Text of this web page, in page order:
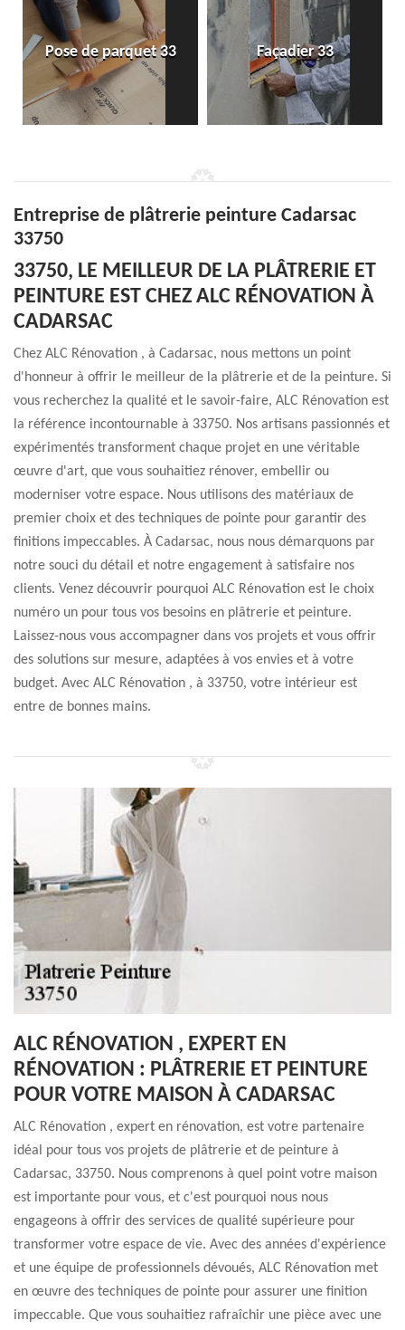
Pose de parquet 33 Façadier 33
Entreprise de plâtrerie peinture Cadarsac
33750
33750, LE MEILLEUR DE LA PLÂTRERIE ET
PEINTURE EST CHEZ ALC RÉNOVATION À
CADARSAC
Chez ALC Rénovation , à Cadarsac, nous mettons un point
d'honneur à offrir le meilleur de la plâtrerie et de la peinture. Si
vous recherchez la qualité et le savoir-faire, ALC Rénovation est
la référence incontournable à 33750. Nos artisans passionnés et
expérimentés transforment chaque projet en une véritable
œuvre d'art, que vous souhaitiez rénover, embellir ou
moderniser votre espace. Nous utilisons des matériaux de
premier choix et des techniques de pointe pour garantir des
finitions impeccables. À Cadarsac, nous nous démarquons par
notre souci du détail et notre engagement à satisfaire nos
clients. Venez découvrir pourquoi ALC Rénovation est le choix
numéro un pour tous vos besoins en plâtrerie et peinture.
Laissez-nous vous accompagner dans vos projets et vous offrir
des solutions sur mesure, adaptées à vos envies et à votre
budget. Avec ALC Rénovation , à 33750, votre intérieur est
entre de bonnes mains.
ALC RÉNOVATION , EXPERT EN
RÉNOVATION : PLÂTRERIE ET PEINTURE
POUR VOTRE MAISON À CADARSAC
ALC Rénovation , expert en rénovation, est votre partenaire
idéal pour tous vos projets de plâtrerie et de peinture à
Cadarsac, 33750. Nous comprenons à quel point votre maison
est importante pour vous, et c'est pourquoi nous nous
engageons à offrir des services de qualité supérieure pour
transformer votre espace de vie. Avec des années d'expérience
et une équipe de professionnels dévoués, ALC Rénovation met
en œuvre des techniques de pointe pour assurer une finition
impeccable. Que vous souhaitiez rafraîchir une pièce avec une